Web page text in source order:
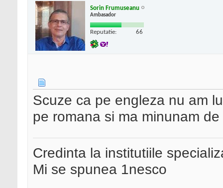
Sorin Frumuseanu
Ambasador
Reputatie: 66
Scuze ca pe engleza nu am
pe romana si ma minunam
Credinta la institutiile
Mi se spunea 1nesco